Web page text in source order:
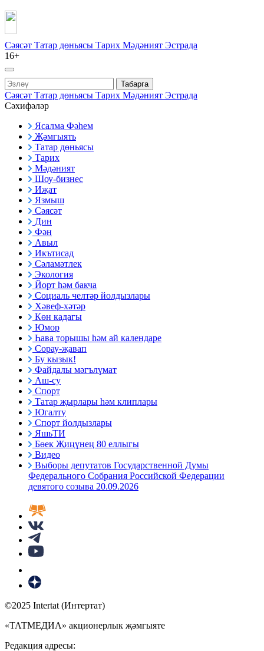
Сәясәт Татар дөньясы Тарих Мәдәният Эстрада
16+
Табарга
Сәясәт Татар дөньясы Тарих Мәдәният Эстрада
Сәхифәләр
Ясалма Фәһем
Җәмгыять
Татар дөньясы
Тарих
Мәдәният
Шоу-бизнес
Иҗат
Язмыш
Сәясәт
Дин
Фән
Авыл
Икътисад
Сәламәтлек
Экология
Йорт һәм бакча
Социаль челтәр йолдызлары
Хәвеф-хәтәр
Көн кадагы
Юмор
Һава торышы һәм ай календаре
Сорау-җавап
Бу кызык!
Файдалы мәгълүмат
Аш-су
Спорт
Татар җырлары һәм клиплары
Югалту
Спорт йолдызлары
ЯшьТИ
Бөек Җиңүнең 80 еллыгы
Видео
Выборы депутатов Государственной Думы
Федерального Собрания Российской Федерации
девятого созыва 20.09.2026
©2025 Intertat (Интертат)
«ТАТМЕДИА» акционерлык җәмгыяте
Редакция адресы: